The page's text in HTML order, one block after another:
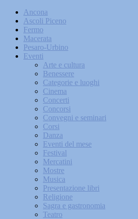
Ancona
Ascoli Piceno
Fermo
Macerata
Pesaro-Urbino
Eventi
Arte e cultura
Benessere
Categorie e luoghi
Cinema
Concerti
Concorsi
Convegni e seminari
Corsi
Danza
Eventi del mese
Festival
Mercatini
Mostre
Musica
Presentazione libri
Religione
Sagra e gastronomia
Teatro